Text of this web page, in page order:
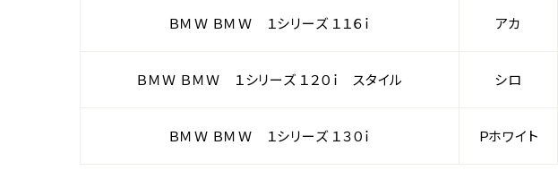
ＢＭＷ ＢＭＷ １シリーズ １１６ｉ アカ
ＢＭＷ ＢＭＷ １シリーズ １２０ｉ スタイル シロ
ＢＭＷ ＢＭＷ １シリーズ １３０ｉ Ｐホワイト